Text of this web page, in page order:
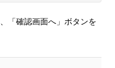
「確認画面へ」ボタンを